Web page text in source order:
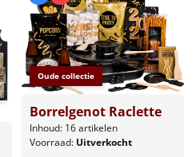
Oude collectie
Borrelgenot Raclette
Inhoud: 16 artikelen
Voorraad: Uitverkocht